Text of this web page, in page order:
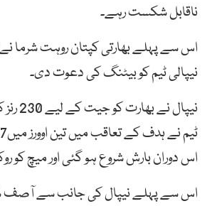
ناقابل شکست رہے۔
اس سے پہلے بھارتی کپتان روہت شرما
نیپالی ٹیم کو بیٹنگ کی دعوت دی۔
نیپال
اس دوران بارش شروع ہو گئی اور میچ کو